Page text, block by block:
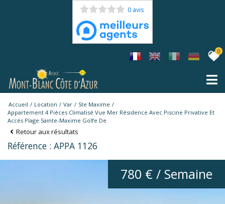
0 avis
0
Accueil Location Var
Ste Maxime
Appartement 4 Pièces Climatisé Vue Mer Résidence Avec Piscine Privative Et
Accès Plage Sainte-Maxime Golfe De
Retour aux résultats
Référence : APPA 1126
780 € / Semaine